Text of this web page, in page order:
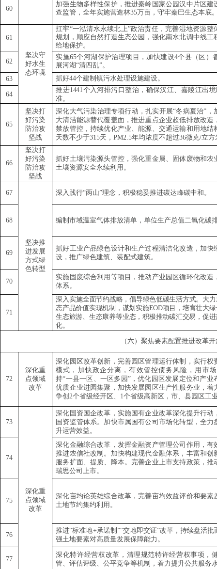
60
加强生物多样性保护，推进秦岭国家公园汉中片区建
查监管，全年实施营造林35万亩，守牢秦巴生态本底
61
坚决守
好水生
态环境
扛牢“一泓清水永续北上”政治责任，完善湿地资源整
规划，顺应自然打造生态公园，强化南水北调中线工
给地保护。
62
实施65个河湖保护治理项目，加快建设4个县（区）
展河湖“清四乱”。
63
抓好44个建制镇污水处理设施建设。
64
推进1441个入河排污口整治，确保汉江、嘉陵江出
准。
65
坚决打
好污染
防治攻
坚战
深化大气污染治理专项行动，扎实开展“冬病夏治”
大清洁能源替代覆盖面，推进重点企业超低排放改造
禁放管控，持续优化产业、能源、交通运输和用地结
天数不少于315天，PM2.5年均浓度不超过36微克/立方
66
坚决打
好污染
防治攻
坚战
抓好土壤污染源头管控，强化重金属、固体废物和农
土壤资源安全永续利用。
67
坚决推
进发展
方式绿
色转型
深入践行“两山”理念，积极稳妥推进碳达峰碳中和。
68 编制市域温室气体排放清单，单位生产总值二氧化碳
69
抓好工业产品绿色设计和生产过程清洁化改造，加快
设，推广绿色建筑、装配式建筑。
70
实施固废综合利用等项目，推动产业园区循环化改造
体系。
71
深入 实施全面节约战略，倡导绿色低碳生活方式。大
态产品价值实现机制，谋划实施EOD项目，培育壮大
生态旅游、生态康养等业态，积极推动碳汇交易，促
化。
（六）聚焦要素配置推进改革
72
深化重
点领域
改革
深化园区改革创新，完善园区管理运行体制，实行权
模式，加快政企分离，有效管控债务风险，用市
持“一县一区、一区多园 ”，优化园区发展定位和产业
优质企业进园集聚，加快发展园区生产性服务业，着
争创2个省级经开区、 1个省级高新区，市、县园区工
73
深化重
点领域
改革
深化国资国企改革，实施国有企业改革深化提升行动
国资监管体系。加快市属国有公司市场化转型，全力
升运营效益。
74
深化金融综合改革，发挥金融资产管理公司作用，有
推进农信社改制。加快构建现代金融体系，丰富和创
服务扩面、提质、降本。完善企业上市支持政策，推
瑞思公司上市。
75
深化亩均论英雄综合改革，完善亩均效益评价和要素
土地节约集约利用。
76
推进“标准地+承诺制 ”“交地即交证”改革，持续盘活批
强土地要素对高质量发展保障能力。
77
深化特许经营权改革，清理规范特许经营权事项，
管、评估评级、公平竞争等机制，着力提升公共服务